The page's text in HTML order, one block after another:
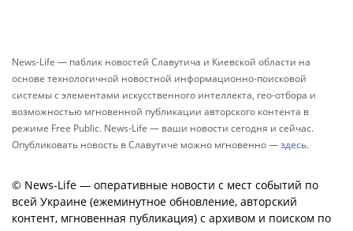
News-Life — паблик новостей Славутича и Киевской области на
основе технологичной новостной информационно-поисковой
системы с элементами искусственного интеллекта, гео-отбора и
возможностью мгновенной публикации авторского контента в
режиме Free Public. News-Life — ваши новости сегодня и сейчас.
Опубликовать новость в Славутиче можно мгновенно —здесь.
© News-Life — оперативные новости с мест событий по
всей Украине (ежеминутное обновление, авторский
контент, мгновенная публикация) с архивом и поиском по